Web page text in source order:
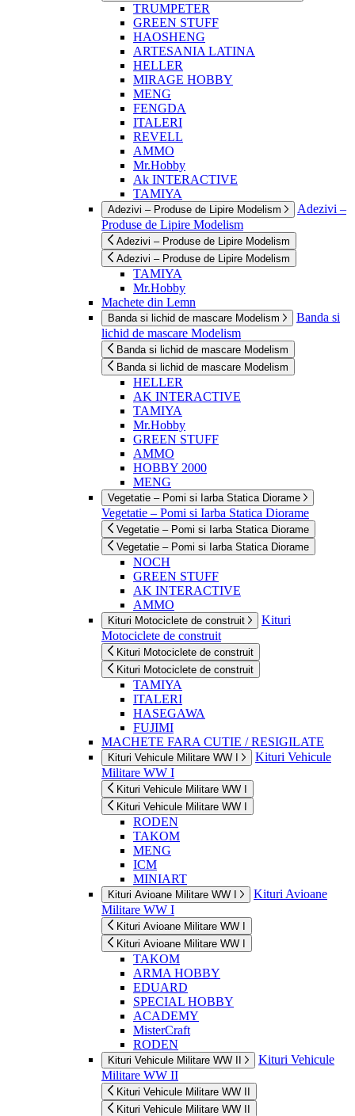
TRUMPETER
GREEN STUFF
HAOSHENG
ARTESANIA LATINA
HELLER
MIRAGE HOBBY
MENG
FENGDA
ITALERI
REVELL
AMMO
Mr.Hobby
Ak INTERACTIVE
TAMIYA
Adezivi – Produse de Lipire Modelism
Adezivi –
Produse de Lipire Modelism
Adezivi – Produse de Lipire Modelism
Adezivi – Produse de Lipire Modelism
TAMIYA
Mr.Hobby
Machete din Lemn
Banda si lichid de mascare Modelism
Banda si
lichid de mascare Modelism
Banda si lichid de mascare Modelism
Banda si lichid de mascare Modelism
HELLER
AK INTERACTIVE
TAMIYA
Mr.Hobby
GREEN STUFF
AMMO
HOBBY 2000
MENG
Vegetatie – Pomi si Iarba Statica Diorame
Vegetatie – Pomi si Iarba Statica Diorame
Vegetatie – Pomi si Iarba Statica Diorame
Vegetatie – Pomi si Iarba Statica Diorame
NOCH
GREEN STUFF
AK INTERACTIVE
AMMO
Kituri Motociclete de construit
Kituri
Motociclete de construit
Kituri Motociclete de construit
Kituri Motociclete de construit
TAMIYA
ITALERI
HASEGAWA
FUJIMI
MACHETE FARA CUTIE / RESIGILATE
Kituri Vehicule Militare WW I
Kituri Vehicule
Militare WW I
Kituri Vehicule Militare WW I
Kituri Vehicule Militare WW I
RODEN
TAKOM
MENG
ICM
MINIART
Kituri Avioane Militare WW I
Kituri Avioane
Militare WW I
Kituri Avioane Militare WW I
Kituri Avioane Militare WW I
TAKOM
ARMA HOBBY
EDUARD
SPECIAL HOBBY
ACADEMY
MisterCraft
RODEN
Kituri Vehicule Militare WW II
Kituri Vehicule
Militare WW II
Kituri Vehicule Militare WW II
Kituri Vehicule Militare WW II